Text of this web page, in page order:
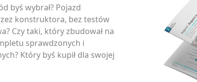
byś wybrał? Pojazd
konstruktora, bez testów
Czy taki, który zbudował na
sprawdzonych i
Który byś kupił dla swojej